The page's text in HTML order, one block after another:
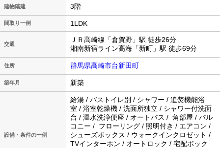
建物階建 3階
間取り一例 1LDK
交通
ＪＲ高崎線「倉賀野」駅 徒歩26分
湘南新宿ライン高海「新町」駅 徒歩69分
住所 群馬県高崎市台新田町
築年月 新築
設備・条件の一例
給湯 / バストイレ別 / シャワー / 追焚機能浴
室 / 浴室乾燥機 / 洗面所独立 / シャワー付洗面
台 / 温水洗浄便座 / オートバス / 角部屋 / バル
コニー / フローリング / 照明付き / エアコン /
シューズボックス / ウォークインクロゼット /
TVインターホン / オートロック / 宅配ボック